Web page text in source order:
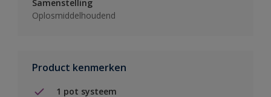
Samenstelling
Oplosmiddelhoudend
Product kenmerken
1 pot systeem